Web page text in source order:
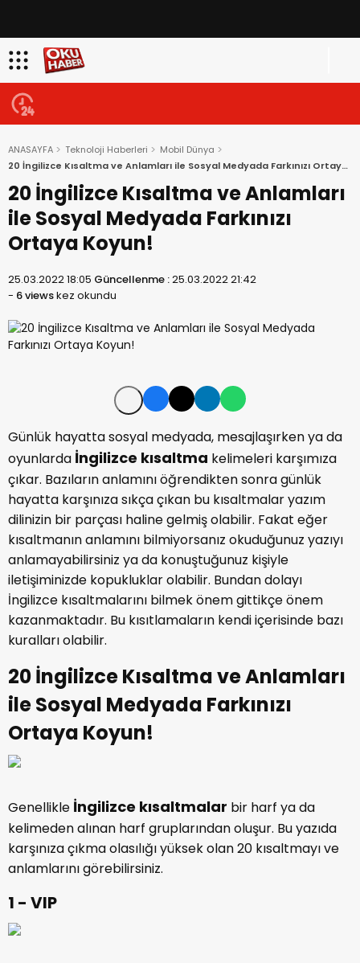
ANASAYFA Teknoloji Haberleri
Mobil Dünya
20 İngilizce Kısaltma ve Anlamları ile Sosyal Medyada Farkınızı Ortaya
Koyun!
20 İngilizce Kısaltma ve Anlamları
ile Sosyal Medyada Farkınızı
Ortaya Koyun!
25.03.2022 18:05 Güncellenme :25.03.2022 21:42
- 6 viewskez okundu
Günlük hayatta sosyal medyada, mesajlaşırken ya da
oyunlarda İngilizce kısaltma kelimeleri karşımıza
çıkar. Bazıların anlamını öğrendikten sonra günlük
hayatta karşınıza sıkça çıkan bu kısaltmalar yazım
dilinizin bir parçası haline gelmiş olabilir. Fakat eğer
kısaltmanın anlamını bilmiyorsanız okuduğunuz yazıyı
anlamayabilirsiniz ya da konuştuğunuz kişiyle
iletişiminizde kopukluklar olabilir. Bundan dolayı
İngilizce kısaltmalarını bilmek önem gittikçe önem
kazanmaktadır. Bu kısıtlamaların kendi içerisinde bazı
kuralları olabilir.
20 İngilizce Kısaltma ve Anlamları
ile Sosyal Medyada Farkınızı
Ortaya Koyun!
Genellikle İngilizce kısaltmalar bir harf ya da
kelimeden alınan harf gruplarından oluşur. Bu yazıda
karşınıza çıkma olasılığı yüksek olan 20 kısaltmayı ve
anlamlarını görebilirsiniz.
1 - VIP